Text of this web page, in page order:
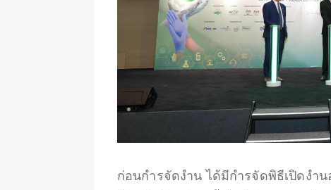
ก่อนกำรจัดงำน ได้มีกำรจัดพิธีเปิดงำ